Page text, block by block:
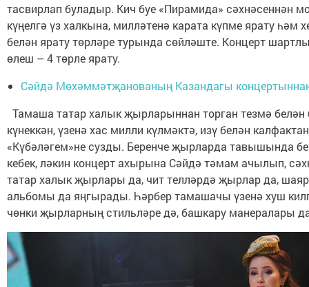
тасвирлап буладыр. Кич буе «Пирамида» сәхнәсеннән
күңелгә үз халкына, милләтенә карата күпме ярату
белән ярату төрләре турында сөйләште. Концерт
өлеш – 4 төрле ярату.
Сәйдә Мөхәммәтҗанованың Казандагы
Тамаша татар халык җырларыннан торган тезмә белән
күнеккән, үзенә хас милли күлмәктә, изү белән
«Күбәләгем»не сузды. Беренче җырларда тавышында
кебек, ләкин концерт ахырына Сәйдә тәмам ачылып,
татар халык җырлары да, чит телләрдә җырлар да,
альбомы да яңгырады. Һәрбер тамашачы үзенә хуш
чөнки җырларның стильләре дә, башкару манералары